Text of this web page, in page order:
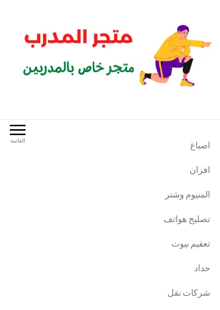
القائمة اصباغ
افران
المنيوم وشتر
تصليح هواتف
تعقيم بيوت
حداد
شركات نقل